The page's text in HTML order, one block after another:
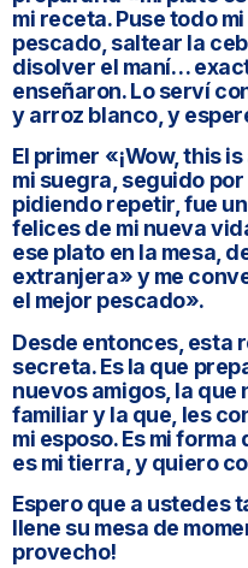
mi receta. Puse todo
pescado, saltear la
disolver el maní…
enseñaron. Lo serví
y arroz blanco, y
El primer «¡Wow, this
mi suegra, seguido
pidiendo repetir, fue
felices de mi nueva
ese plato en la mesa,
extranjera» y me
el mejor pescado».
Desde entonces, esta
secreta. Es la que
nuevos amigos, la que
familiar y la que, les
mi esposo. Es mi
es mi tierra, y quiero
Espero que a ustedes
llene su mesa de
provecho!